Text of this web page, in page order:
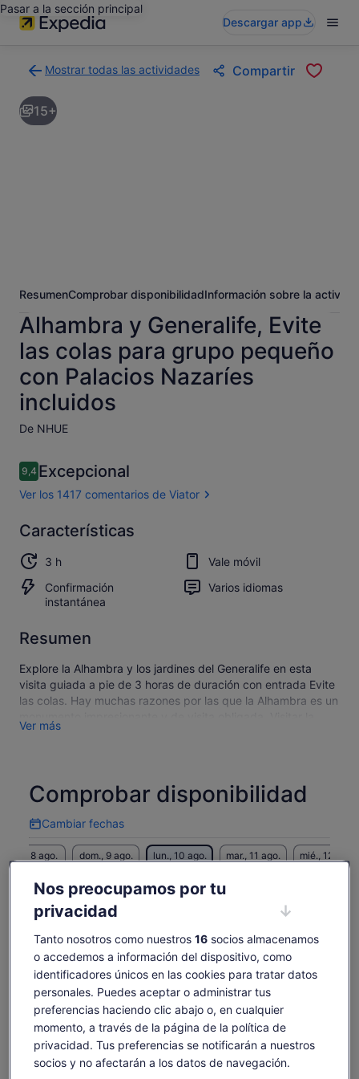
Pasar a la sección principal
Descargar app
Mostrar todas las actividades
a
la
página
Compartir
15+
ResumenComprobar disponibilidadInformación sobre la
Alhambra y Generalife, Evite
las colas para grupo pequeño
con Palacios Nazaríes
incluidos
De NHUE
Comentarios
9,49,4 de 10
Excepcional
Ver los 1417 comentarios de Viator
9.49.4 sobre 10
Excepcional
Abrir los
1.417 comentarios
de Viator
Características
3 h
Vale móvil
Confirmación
instantánea
Varios idiomas
Resumen
Explore la Alhambra y los jardines del Generalife en esta
visita guiada a pie de 3 horas de duración con entrada Evite
las colas. Hay muchas razones por las que la Alhambra es un
Alhambra es una experiencia única que combina historia,
Ver más
Comprobar disponibilidad
Cambiar fechas
Cambiar
fechas
sáb., 8 ago. dom., 9 ago. lun., 10 ago. mar., 11 ago. mié., 12 ago.
precio
es
de
59 €
por
adulto
59 €
incluye tasas e impuestos
por adulto
Ver entradas
Es posible que el contenido de esta página se haya
traducido automáticamente.
Ver texto original (inglés)
Opinar sobre esta traducciónSe
abre
en
una
pestaña
nueva
Qué incluye y qué no
Alhambra Palacios Nazaríes, Alcazaba y Generalife
Auriculares, sin audioguía
Visita guiada en español, inglés, francés, alemán,
Nos preocupamos por tu
privacidad
Tanto nosotros como nuestros 16socios almacenamos
o accedemos a información del dispositivo, como
identificadores únicos en las cookies para tratar datos
personales. Puedes aceptar o administrar tus
preferencias haciendo clic abajo o, en cualquier
momento, a través de la página de la política de
privacidad. Tus preferencias se notificarán a nuestros
socios y no afectarán a los datos de navegación.